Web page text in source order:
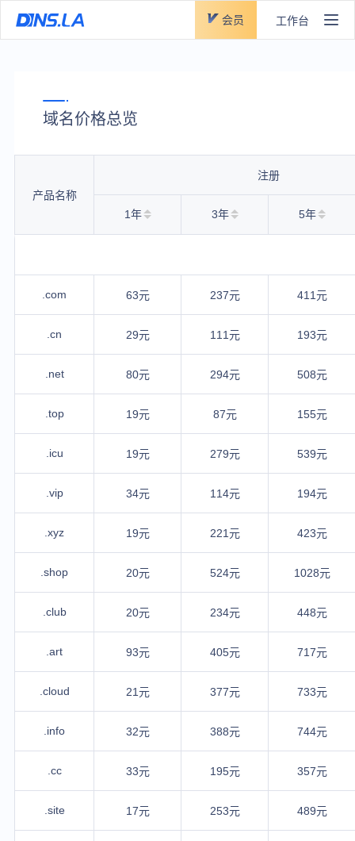
会员 工作台
域名价格总览
产品名称
注册
1年 3年 5年
.com 63元 237元 411元
.cn 29元 111元 193元
.net 80元 294元 508元
.top 19元 87元 155元
.icu 19元 279元 539元
.vip 34元 114元 194元
.xyz 19元 221元 423元
.shop 20元 524元 1028元
.club 20元 234元 448元
.art 93元 405元 717元
.cloud 21元 377元 733元
.info 32元 388元 744元
.cc 33元 195元 357元
.site 17元 253元 489元